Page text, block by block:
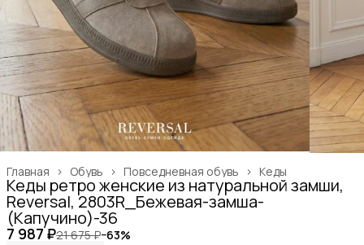
Кеды
Повседневная обувь ›
Обувь ›
Главная ›
Кеды ретро женские из натуральной замши,
Reversal, 2803R_Бежевая-замша-
(Капучино)-36
7 987 ₽21 675 ₽−63%